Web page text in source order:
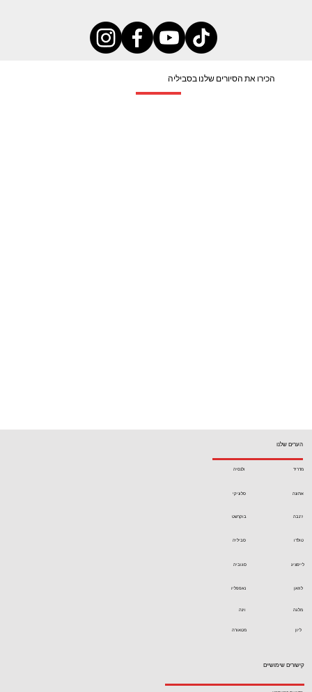
הכירו את הסיורים שלנו בסביליה
קישורים שימושיים
הערים שלנו
סביליה
ולנסיה מדריד
סלוניקי אתונה
טולדו
בוקרשט
נאפפליו
ז'נבה
לוזאן
סגוביה
מלגה
לייפציג
מטאורה
וינה
ליון